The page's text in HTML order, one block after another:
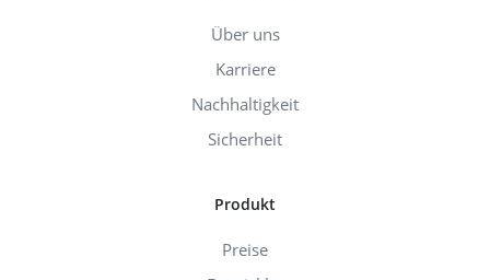
Über uns
Karriere
Nachhaltigkeit
Sicherheit
Produkt
Preise